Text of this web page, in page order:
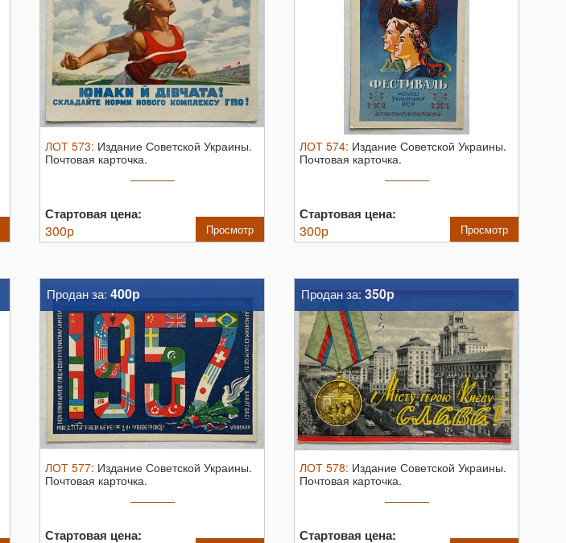
ЛОТ 573: Издание Советской Украины.
Почтовая карточка.
Стартовая цена:
300р Просмотр
ЛОТ 574: Издание Советской Украины.
Почтовая карточка.
Стартовая цена:
300р Просмотр
Продан за: 400р
ЛОТ 577: Издание Советской Украины.
Почтовая карточка.
Стартовая цена:
Продан за: 350р
ЛОТ 578: Издание Советской Украины.
Почтовая карточка.
Стартовая цена: